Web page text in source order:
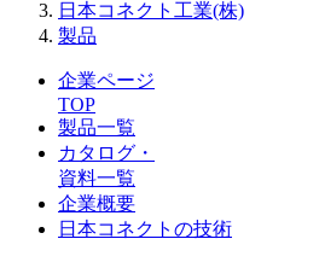
日本コネクト工業(株)
製品
企業ページ
TOP
製品一覧
カタログ・
資料一覧
企業概要
日本コネクトの技術